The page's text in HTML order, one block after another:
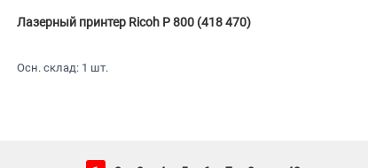
Лазерный принтер Ricoh P 800 (418 470)
Осн. склад: 1 шт.